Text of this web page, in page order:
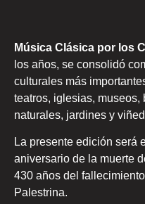
Música Clásica por los
los años, se consolidó
culturales más
teatros, iglesias, museos,
naturales, jardines y
La presente edición será
aniversario de la muerte
430 años del
Palestrina.